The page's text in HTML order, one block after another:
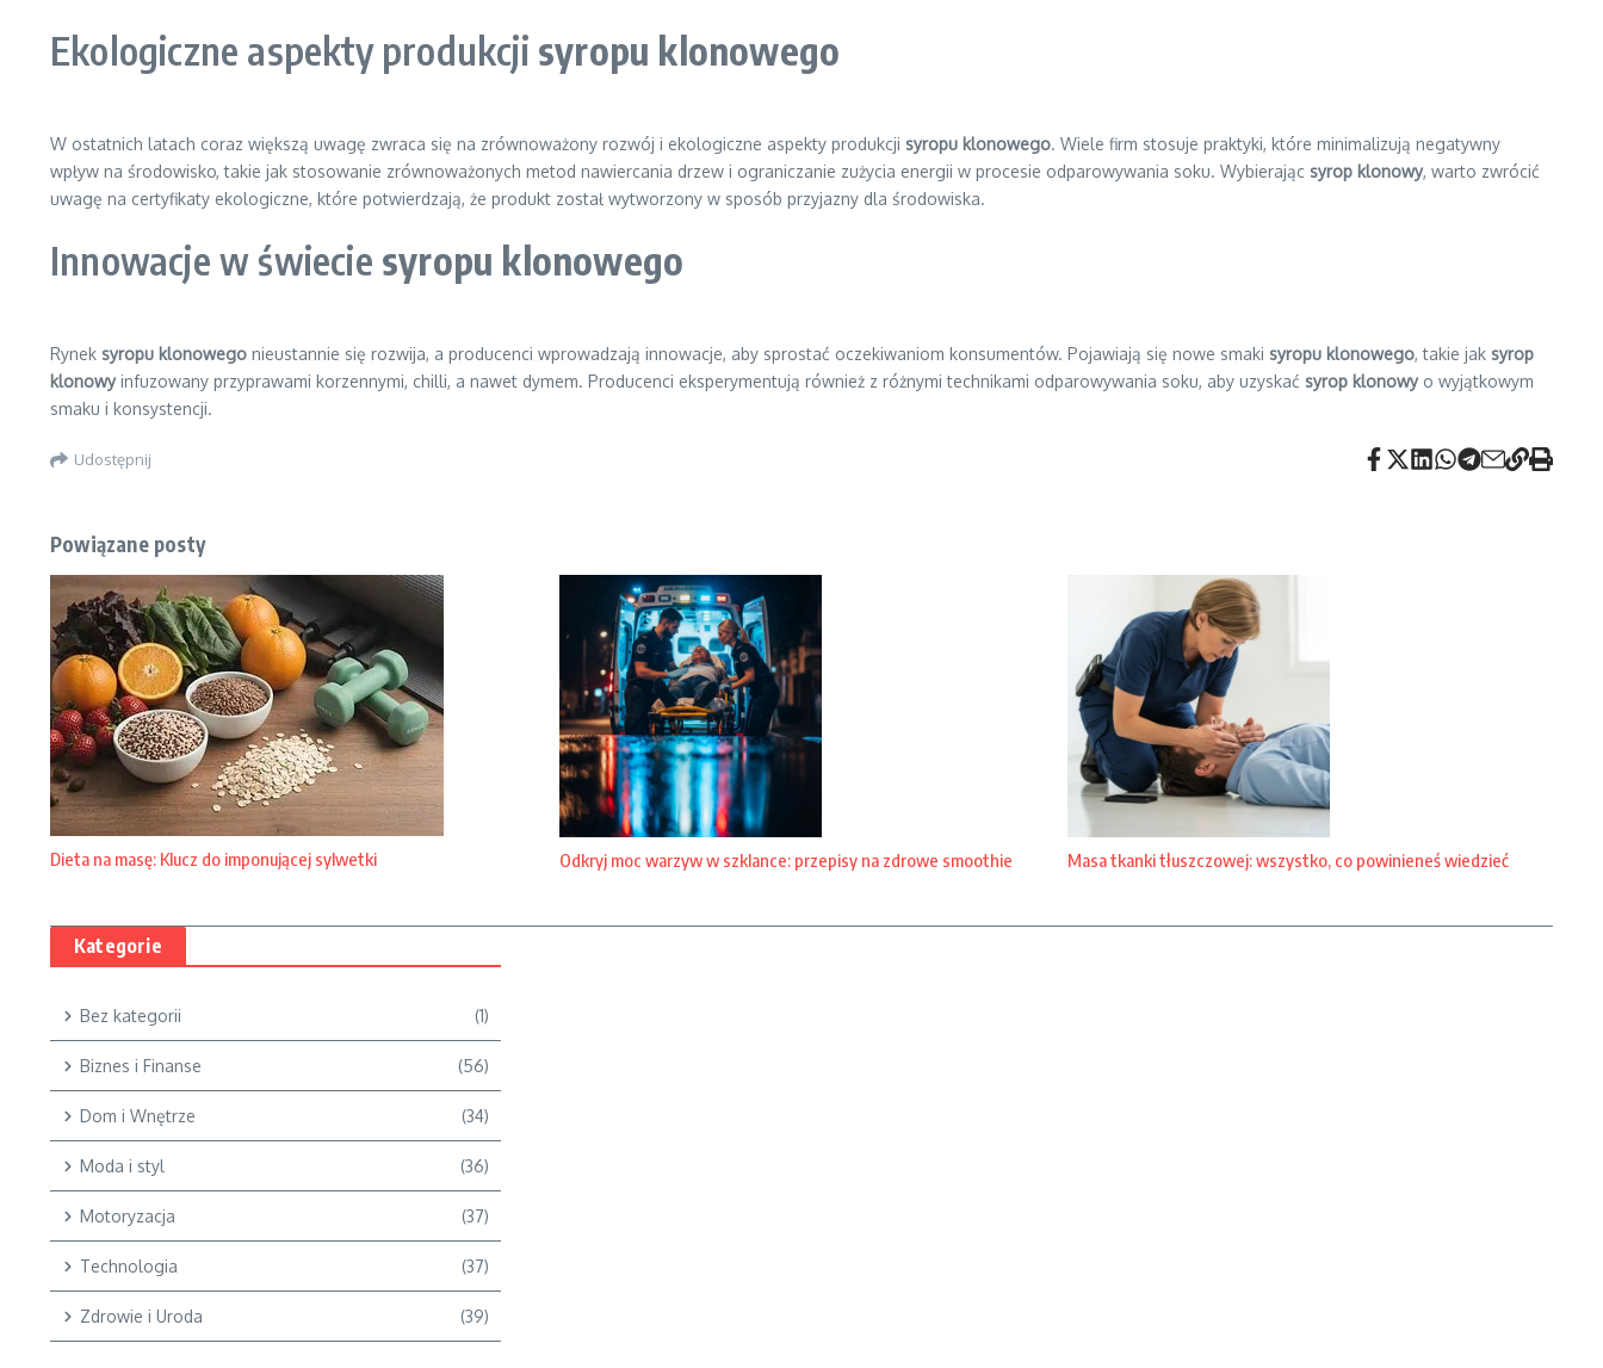
Ekologiczne aspekty produkcji syropu klonowego
W ostatnich latach coraz większą uwagę zwraca się na zrównoważony rozwój i ekologiczne aspekty produkcji syropu klonowego. Wiele firm stosuje praktyki, które minimalizują negatywny
wpływ na środowisko, takie jak stosowanie zrównoważonych metod nawiercania drzew i ograniczanie zużycia energii w procesie odparowywania soku. Wybierając syrop klonowy, warto zwrócić
uwagę na certyfikaty ekologiczne, które potwierdzają, że produkt został wytworzony w sposób przyjazny dla środowiska.
Innowacje w świecie syropu klonowego
Rynek syropu klonowego nieustannie się rozwija, a producenci wprowadzają innowacje, aby sprostać oczekiwaniom konsumentów. Pojawiają się nowe smaki syropu klonowego, takie jak syrop
klonowyinfuzowany przyprawami korzennymi, chilli, a nawet dymem. Producenci eksperymentują również z różnymi technikami odparowywania soku, aby uzyskać syrop klonowyo wyjątkowym
smaku i konsystencji.
Udostępnij
Powiązane posty
Dieta na masę: Klucz do imponującej sylwetki Odkryj moc warzyw w szklance: przepisy na zdrowe smoothie Masa tkanki tłuszczowej: wszystko, co powinieneś wiedzieć
Kategorie
Bez kategorii (1)
Biznes i Finanse (56)
Dom i Wnętrze (34)
Moda i styl (36)
Motoryzacja (37)
Technologia (37)
Zdrowie i Uroda (39)